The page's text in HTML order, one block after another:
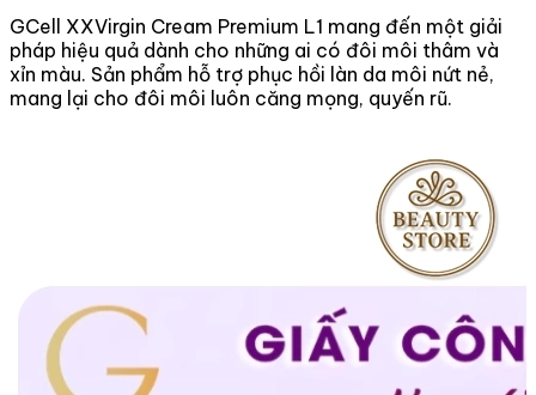
GCell XXVirgin Cream Premium L1 mang đến một giải
pháp hiệu quả dành cho những ai có đôi môi thâm và
xỉn màu. Sản phẩm hỗ trợ phục hồi làn da môi nứt nẻ,
mang lại cho đôi môi luôn căng mọng, quyến rũ.